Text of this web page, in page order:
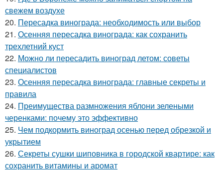
свежем воздухе
20. Пересадка винограда: необходимость или выбор
21. Осенняя пересадка винограда: как сохранить
трехлетний куст
22. Можно ли пересадить виноград летом: советы
специалистов
23. Осенняя пересадка винограда: главные секреты и
правила
24. Преимущества размножения яблони зелеными
черенками: почему это эффективно
25. Чем подкормить виноград осенью перед обрезкой и
укрытием
26. Секреты сушки шиповника в городской квартире: как
сохранить витамины и аромат